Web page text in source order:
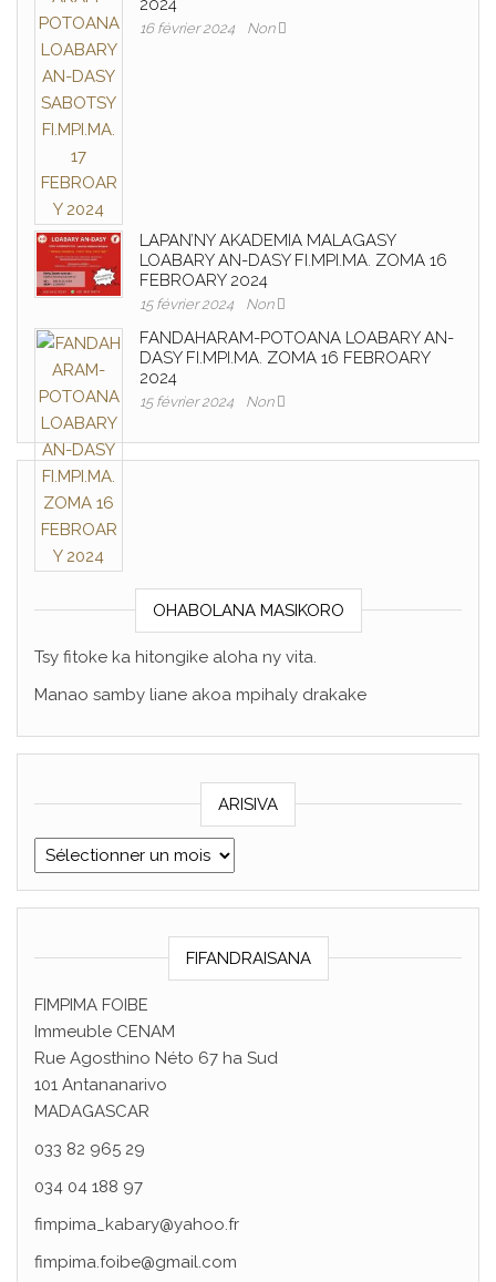
2024
16 février 2024 Non
LAPAN’NY AKADEMIA MALAGASY
LOABARY AN-DASY FI.MPI.MA. ZOMA 16
FEBROARY 2024
15 février 2024 Non
FANDAHARAM-POTOANA LOABARY AN-
DASY FI.MPI.MA. ZOMA 16 FEBROARY
2024
15 février 2024 Non
OHABOLANA MASIKORO
Tsy fitoke ka hitongike aloha ny vita.
Manao samby liane akoa mpihaly drakake
ARISIVA
ARISIVA
FIFANDRAISANA
FIMPIMA FOIBE
Immeuble CENAM
Rue Agosthino Néto 67 ha Sud
101 Antananarivo
MADAGASCAR
033 82 965 29
034 04 188 97
fimpima_kabary@yahoo.fr
fimpima.foibe@gmail.com